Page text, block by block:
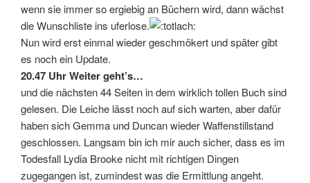
wenn sie immer so ergiebig an Büchern wird, dann wächst
die Wunschliste ins uferlose.
Nun wird erst einmal wieder geschmökert und später gibt
es noch ein Update.
20.47 Uhr Weiter geht’s…
und die nächsten 44 Seiten in dem wirklich tollen Buch sind
gelesen. Die Leiche lässt noch auf sich warten, aber dafür
haben sich Gemma und Duncan wieder Waffenstillstand
geschlossen. Langsam bin ich mir auch sicher, dass es im
Todesfall Lydia Brooke nicht mit richtigen Dingen
zugegangen ist, zumindest was die Ermittlung angeht.